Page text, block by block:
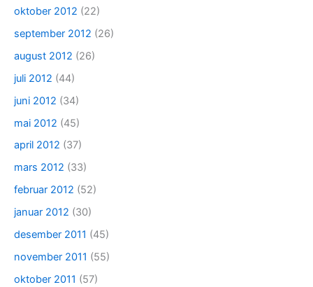
oktober 2012 (22)
september 2012 (26)
august 2012 (26)
juli 2012 (44)
juni 2012 (34)
mai 2012 (45)
april 2012 (37)
mars 2012 (33)
februar 2012 (52)
januar 2012 (30)
desember 2011 (45)
november 2011 (55)
oktober 2011 (57)